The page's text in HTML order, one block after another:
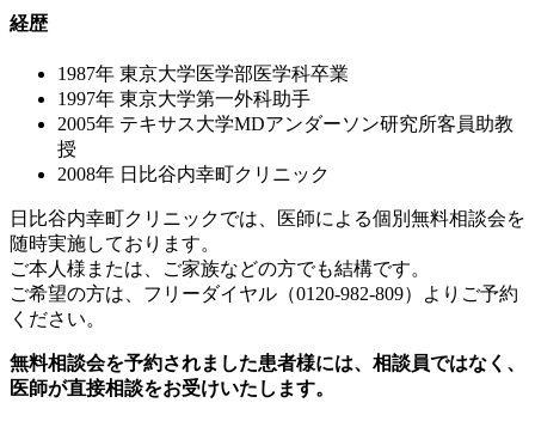
経歴
1987年 東京大学医学部医学科卒業
1997年 東京大学第一外科助手
2005年 テキサス大学MDアンダーソン研究所客員助教
授
2008年 日比谷内幸町クリニック
日比谷内幸町クリニックでは、医師による個別無料相談会を
随時実施しております。
ご本人様または、ご家族などの方でも結構です。
ご希望の方は、フリーダイヤル（0120-982-809）よりご予約
ください。
無料相談会を予約されました患者様には、相談員ではなく、
医師が直接相談をお受けいたします。